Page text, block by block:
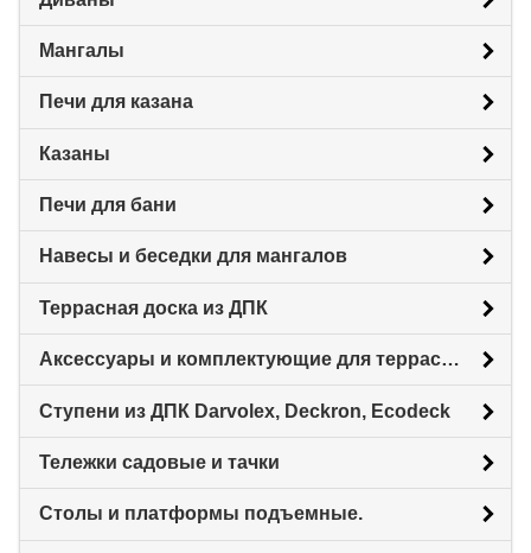
Мангалы
Печи для казана
Казаны
Печи для бани
Навесы и беседки для мангалов
Террасная доска из ДПК
Аксессуары и комплектующие для террасной доски
Ступени из ДПК Darvolex, Deckron, Ecodeck
Тележки садовые и тачки
Столы и платформы подъемные.